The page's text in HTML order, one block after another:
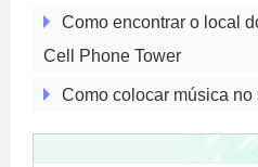
Como encontrar o local
Cell Phone Tower
Como colocar música no